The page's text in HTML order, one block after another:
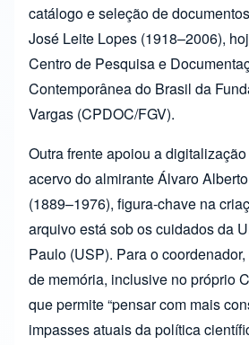
catálogo e seleção de
José Leite Lopes (1918–2006),
Centro de Pesquisa e
Contemporânea do Brasil da
Vargas (CPDOC/FGV).
Outra frente apoiou a
acervo do almirante Álvaro
(1889–1976), figura-chave na
arquivo está sob os cuidados da
Paulo (USP). Para o
de memória, inclusive no próprio
que permite “pensar com mais
impasses atuais da política